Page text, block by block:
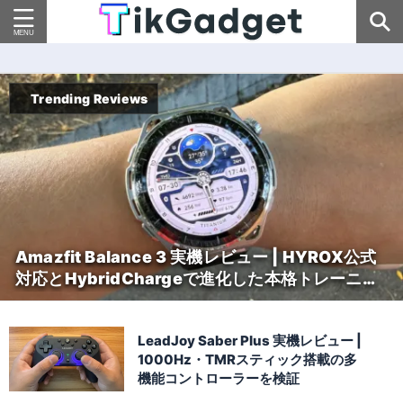
Trending Reviews
Amazfit Balance 3 実機レビュー | HYROX公式
対応とHybridChargeで進化した本格トレーニン
グウォッチ
LeadJoy Saber Plus 実機レビュー |
1000Hz・TMRスティック搭載の多
機能コントローラーを検証